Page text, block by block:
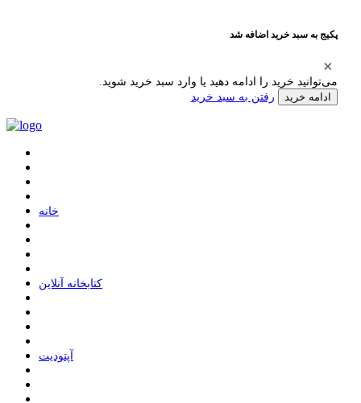
پکیج به سبد خرید اضافه شد
می‌توانید خرید را ادامه دهید یا وارد سبد خرید شوید.
ادامه خرید رفتن به سبد خرید
ﺧﺎﻧﻪ
ﮐﺘﺎﺑﺨﺎﻧﻪ ﺁﻧﻼﯾﻦ
ﺁﭘﺘﻮﺩﯾﺖ